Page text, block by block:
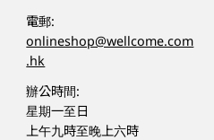
電郵:
onlineshop@wellcome.com
.hk
辦公時間:
星期一至日
上午九時至晚上六時